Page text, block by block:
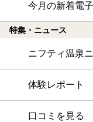
今月の新着電
特集・ニュース
ニフティ温泉
体験レポート
口コミを見る